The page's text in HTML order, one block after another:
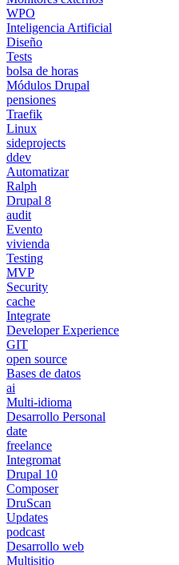
WPO
Inteligencia Artificial
Diseño
Tests
bolsa de horas
Módulos Drupal
pensiones
Traefik
Linux
sideprojects
ddev
Automatizar
Ralph
Drupal 8
audit
Evento
vivienda
Testing
MVP
Security
cache
Integrate
Developer Experience
GIT
open source
Bases de datos
ai
Multi-idioma
Desarrollo Personal
date
freelance
Integromat
Drupal 10
Composer
DruScan
Updates
podcast
Desarrollo web
Multisitio